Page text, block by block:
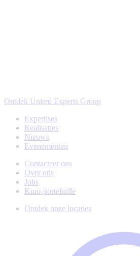
Ontdek United Experts Group
Expertises
Realisaties
Nieuws
Evenementen
Contacteer ons
Over ons
Jobs
Kmo-portefuille
Ontdek onze locaties